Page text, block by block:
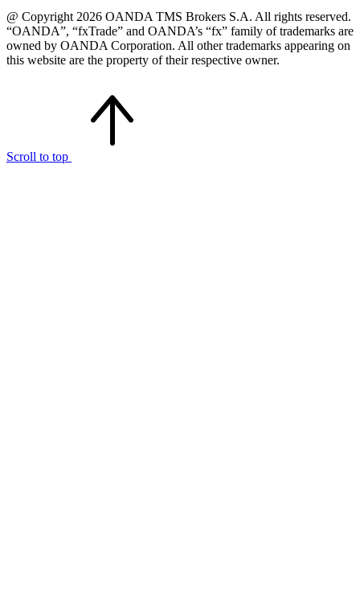
@ Copyright 2026 OANDA TMS Brokers S.A. All rights reserved.
“OANDA”, “fxTrade” and OANDA’s “fx” family of trademarks are
owned by OANDA Corporation. All other trademarks appearing on
this website are the property of their respective owner.
Scroll to top